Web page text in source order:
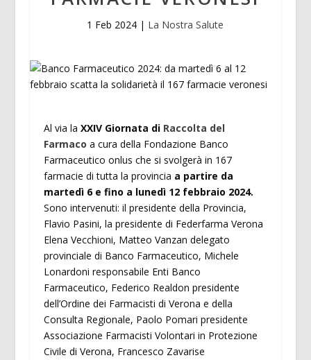
1 Feb 2024 | La Nostra Salute
Al via la XXIV Giornata di Raccolta del
Farmaco a cura della Fondazione Banco
Farmaceutico onlus che si svolgerà in 167
farmacie di tutta la provincia a partire da
martedì 6 e fino a lunedì 12 febbraio 2024.
Sono intervenuti: il presidente della Provincia,
Flavio Pasini, la presidente di Federfarma Verona
Elena Vecchioni, Matteo Vanzan delegato
provinciale di Banco Farmaceutico, Michele
Lonardoni responsabile Enti Banco
Farmaceutico, Federico Realdon presidente
dell’Ordine dei Farmacisti di Verona e della
Consulta Regionale, Paolo Pomari presidente
Associazione Farmacisti Volontari in Protezione
Civile di Verona, Francesco Zavarise